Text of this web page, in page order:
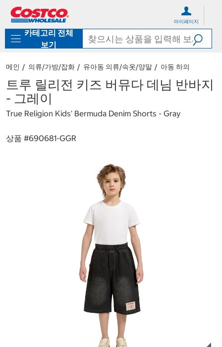
로
기
가
마이페이지
카테고리 전체
보기
메인 의류/가방/잡화 유아동 의류/속옷/양말 아동 하의
트루 릴리전 키즈 버뮤다 데님 반바지
- 그레이
True Religion Kids' Bermuda Denim Shorts - Gray
상품 #690681-GGR